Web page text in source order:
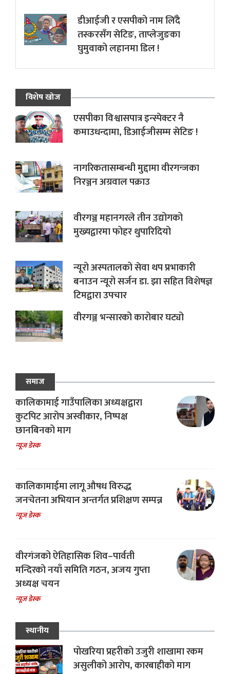
डीआईजी र एसपीको नाम लिँदै
तस्करसँग सेटिङ, ताप्लेजुङका
घुमुवाको लहानमा डिल !
विशेष खोज
एसपीका विश्वासपात्र इन्स्पेक्टर नै
कमाउधन्दामा, डिआईजीसम्म सेटिङ !
नागरिकतासम्बन्धी मुद्दामा वीरगन्जका
निरञ्जन अग्रवाल पक्राउ
वीरगञ्ज महानगरले तीन उद्योगको
मुख्यद्वारमा फोहर थुपारिदियो
न्यूरो अस्पतालको सेवा थप प्रभाकारी
बनाउन न्यूरो सर्जन डा. झा सहित विशेषज्ञ
टिमद्वारा उपचार
वीरगञ्ज भन्सारको कारोबार घट्यो
समाज
कालिकामाई गाउँपालिका अध्यक्षद्वारा
कुटपिट आरोप अस्वीकार, निष्पक्ष
छानबिनको माग
न्यूज डेस्क
कालिकामाईमा लागू औषध विरुद्ध
जनचेतना अभियान अन्तर्गत प्रशिक्षण सम्पन्न
न्यूज डेस्क
वीरगंजको ऐतिहासिक शिव–पार्वती
मन्दिरको नयाँ समिति गठन, अजय गुप्ता
अध्यक्ष चयन
न्यूज डेस्क
स्थानीय
पोखरिया प्रहरीको उजुरी शाखामा रकम
असुलीको आरोप, कारबाहीको माग